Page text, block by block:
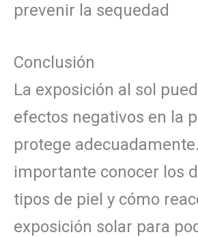
prevenir la sequedad
Conclusión
La exposición al sol
efectos negativos en la
protege
importante conocer los
tipos de piel y cómo
exposición solar para